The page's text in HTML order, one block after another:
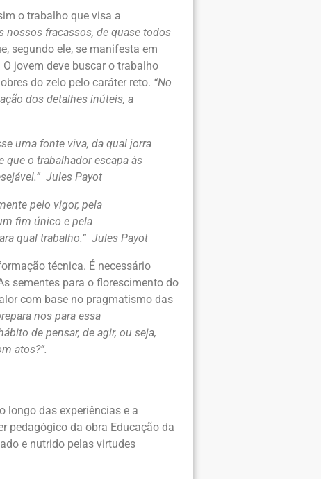
o trabalho que visa a
nossos fracassos, de quase todos
segundo ele, se manifesta em
jovem deve buscar o trabalho
do zelo pelo caráter reto. “No
dos detalhes inúteis, a
uma fonte viva, da qual jorra
que o trabalhador escapa às
Jules Payot
pelo vigor, pela
fim único e pela
qual trabalho.” Jules Payot
técnica. É necessário
sementes para o florescimento do
com base no pragmatismo das
nos para essa
de pensar, de agir, ou seja,
atos?”.
longo das experiências e a
pedagógico da obra Educação da
e nutrido pelas virtudes